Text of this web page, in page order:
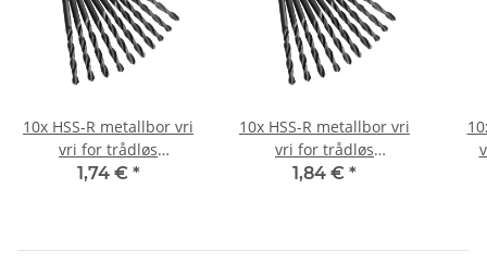
10x HSS-R metallbor vri
vri for trådløs
skrutrekker/bore Ø 2,9
1,74 € *
10x HSS-R metallbor vri
vri for trådløs
skrutrekker/bore Ø 3,2
1,84 € *